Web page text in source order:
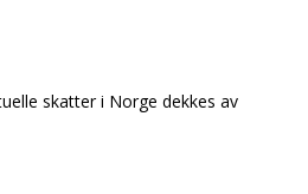
skatter i Norge dekkes av